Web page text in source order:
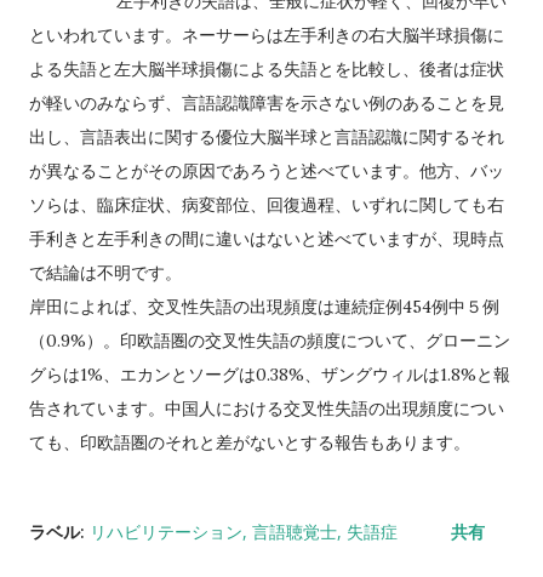
といわれています。ネーサーらは左手利きの右大脳半球損傷に
よる失語と左大脳半球損傷による失語とを比較し、後者は症状
が軽いのみならず、言語認識障害を示さない例のあることを見
出し、言語表出に関する優位大脳半球と言語認識に関するそれ
が異なることがその原因であろうと述べています。他方、バッ
ソらは、臨床症状、病変部位、回復過程、いずれに関しても右
手利きと左手利きの間に違いはないと述べていますが、現時点
で結論は不明です。
岸田によれば、交叉性失語の出現頻度は連続症例454例中５例
（0.9%）。印欧語圏の交叉性失語の頻度について、グローニン
グらは1%、エカンとソーグは0.38%、ザングウィルは1.8%と報
告されています。中国人における交叉性失語の出現頻度につい
ても、印欧語圏のそれと差がないとする報告もあります。
ラベル: リハビリテーション 言語聴覚士 失語症 共有